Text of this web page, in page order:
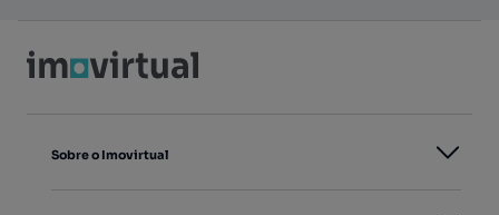
Sobre o Imovirtual